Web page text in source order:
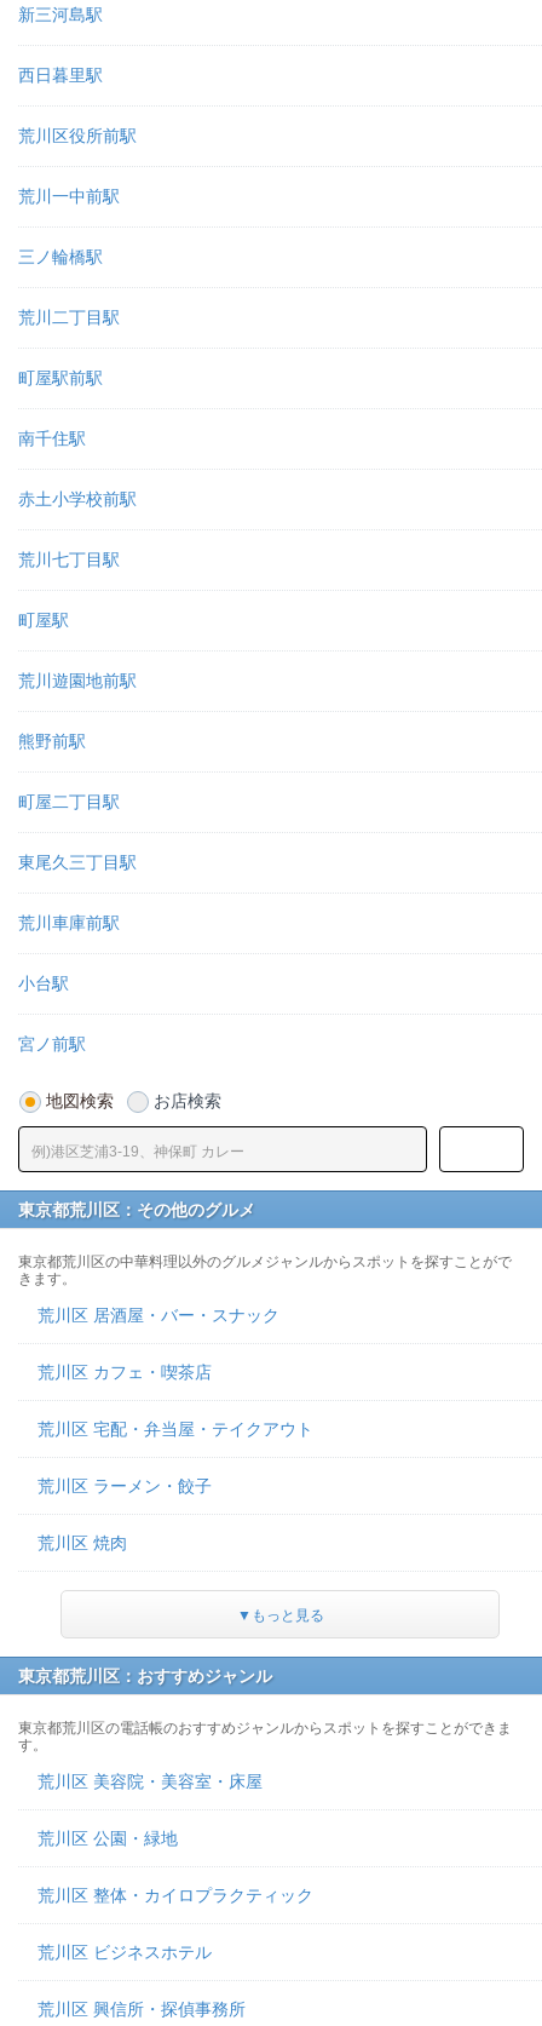
新三河島駅
西日暮里駅
荒川区役所前駅
荒川一中前駅
三ノ輪橋駅
荒川二丁目駅
町屋駅前駅
南千住駅
赤土小学校前駅
荒川七丁目駅
町屋駅
荒川遊園地前駅
熊野前駅
町屋二丁目駅
東尾久三丁目駅
荒川車庫前駅
小台駅
宮ノ前駅
地図検索 お店検索
東京都荒川区：その他のグルメ
東京都荒川区の中華料理以外のグルメジャンルからスポットを探すことがで
きます。
荒川区 居酒屋・バー・スナック
荒川区 カフェ・喫茶店
荒川区 宅配・弁当屋・テイクアウト
荒川区 ラーメン・餃子
荒川区 焼肉
▼もっと見る
東京都荒川区：おすすめジャンル
東京都荒川区の電話帳のおすすめジャンルからスポットを探すことができま
す。
荒川区 美容院・美容室・床屋
荒川区 公園・緑地
荒川区 整体・カイロプラクティック
荒川区 ビジネスホテル
荒川区 興信所・探偵事務所